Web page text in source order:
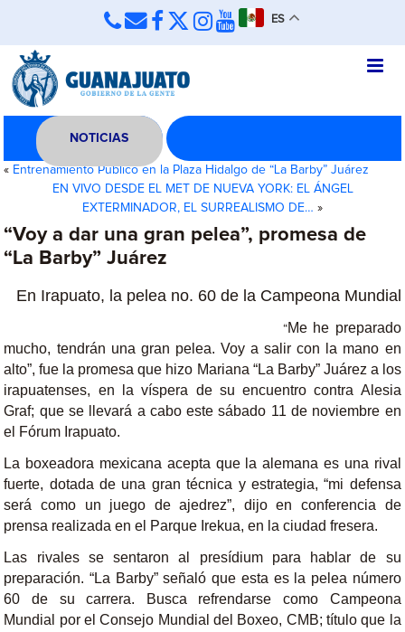
ES
NOTICIAS
« Entrenamiento Público en la Plaza Hidalgo de “La Barby” Juárez
EN VIVO DESDE EL MET DE NUEVA YORK: EL ÁNGEL
EXTERMINADOR, EL SURREALISMO DE… »
“Voy a dar una gran pelea”, promesa de
“La Barby” Juárez
En Irapuato, la pelea no. 60 de la Campeona Mundial
“Me he preparado
mucho, tendrán una gran pelea. Voy a salir con la mano en
alto”, fue la promesa que hizo Mariana “La Barby” Juárez a los
irapuatenses, en la víspera de su encuentro contra Alesia
Graf; que se llevará a cabo este sábado 11 de noviembre en
el Fórum Irapuato.
La boxeadora mexicana acepta que la alemana es una rival
fuerte, dotada de una gran técnica y estrategia, “mi defensa
será como un juego de ajedrez”, dijo en conferencia de
prensa realizada en el Parque Irekua, en la ciudad fresera.
Las rivales se sentaron al presídium para hablar de su
preparación. “La Barby” señaló que esta es la pelea número
60 de su carrera. Busca refrendarse como Campeona
Mundial por el Consejo Mundial del Boxeo, CMB; título que la